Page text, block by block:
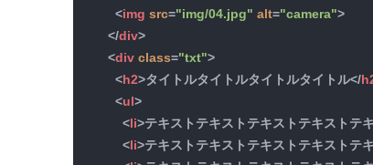
<img src="img/04.jpg" alt="camera">
</div>
<div class="txt">
<h2>タイトルタイトルタイトルタイトル</
<ul>
<li>テキストテキストテキストテキストテ
<li>テキストテキストテキストテキストテ